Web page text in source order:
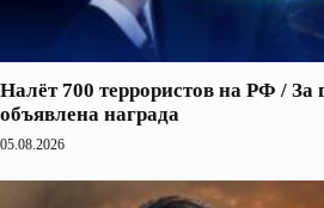
Налёт 700 террористов на РФ /
объявлена награда
05.08.2026